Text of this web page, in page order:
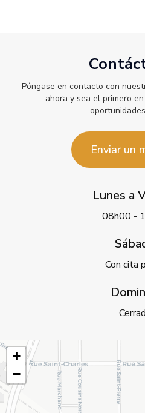
Póngase en contacto con
ahora y sea el primero
Enviar un
Lunes a
08h00 -
Con cita
+
−